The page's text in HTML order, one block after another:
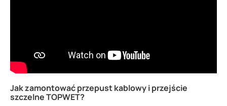
Jak zamontować przepust kablowy i przejście
szczelne TOPWET?